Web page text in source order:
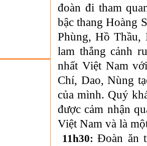
đoàn đi tham
bậc thang Hoàng
Phùng, Hồ
lam thắng cảnh
nhất Việt Nam
Chí, Dao, Nùng
của mình. Quý
được cảm nhận
Việt Nam và là
11h30:Đoàn ăn